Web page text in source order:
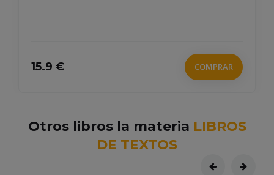
15.9 € COMPRAR
Otros libros la materia LIBROS
DE TEXTOS